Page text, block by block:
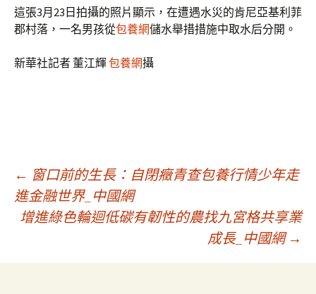
這張3月23日拍攝的照片顯示，在遭遇水災的肯尼亞基利菲
郡村落，一名男孩從包養網儲水舉措措施中取水后分開。
新華社記者 董江輝包養網攝
文
章
導
← 窗口前的生長：自閉癥青查包養行情少年走
進金融世界_中國網
增進綠色輪迴低碳有韌性的農找九宮格共享業
成長_中國網 →